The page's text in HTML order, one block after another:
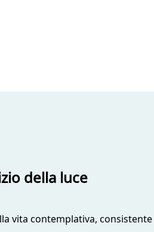
della luce
vita contemplativa,